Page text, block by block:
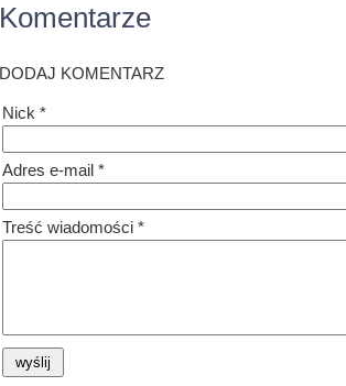
Komentarze
DODAJ KOMENTARZ
Nick *
Adres e-mail *
Treść wiadomości *